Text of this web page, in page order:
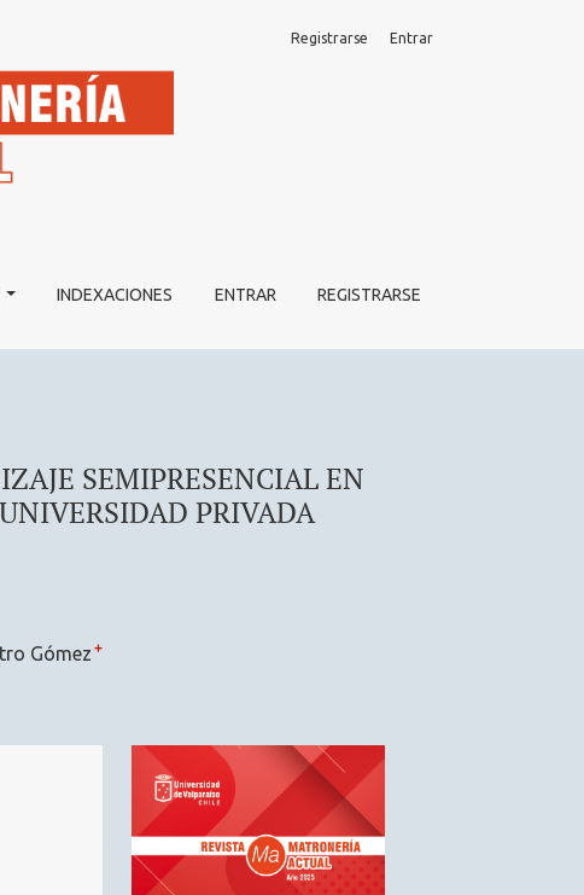
DE LA CARRERA DE OBSTETRICIA DE UNA UNIVERSIDAD
INDEXACIONES ENTRAR REGISTRARSE
Registrarse Entrar
SEMIPRESENCIAL EN
PRIVADA
Gómez +